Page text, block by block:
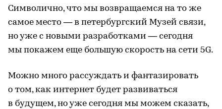
Символично, что мы возвращаемся на то же
самое место — в петербургский Музей связи,
но уже с новыми разработками — сегодня
мы покажем еще большую скорость на сети 5G.
Можно много рассуждать и фантазировать
о том, как интернет будет развиваться
в будущем, но уже сегодня мы можем сказать,